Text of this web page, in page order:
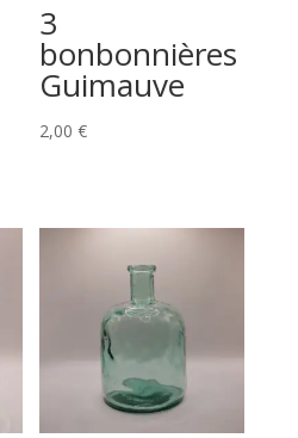
3
bonbonnières
Guimauve
2,00€